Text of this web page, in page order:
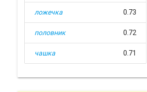
ложечка 0.73
половник 0.72
чашка 0.71